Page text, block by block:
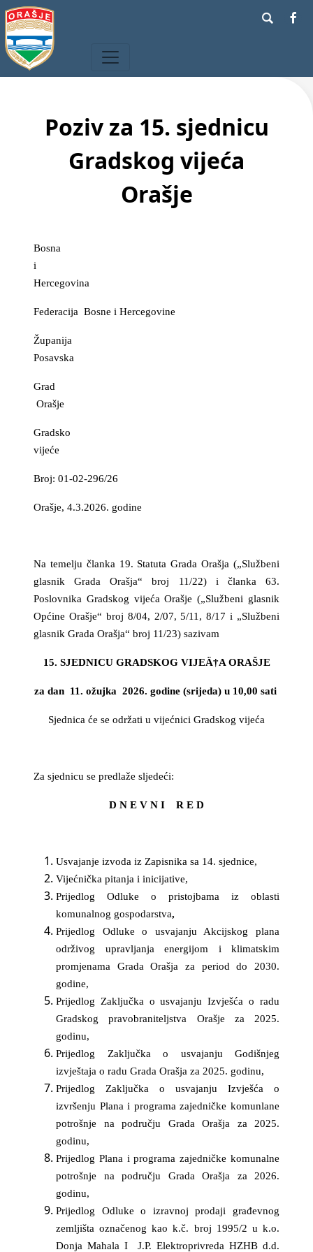
Poziv za 15. sjednicu
Gradskog vijeća
Orašje
Bosna
i
Hercegovina
Federacija Bosne i Hercegovine
Županija
Posavska
Grad
Orašje
Gradsko
vijeće
Broj: 01-02-296/26
Orašje, 4.3.2026. godine
Na temelju članka 19. Statuta Grada Orašja („Službeni
glasnik Grada Orašja“ broj 11/22) i članka 63.
Poslovnika Gradskog vijeća Orašje („Službeni glasnik
Općine Orašje“ broj 8/04, 2/07, 5/11, 8/17 i „Službeni
glasnik Grada Orašja“ broj 11/23) sazivam
15. SJEDNICU GRADSKOG VIJEÄ†A ORAŠJE
za dan 11. ožujka 2026. godine (srijeda) u 10,00 sati
Sjednica će se održati u vijećnici Gradskog vijeća
Za sjednicu se predlaže sljedeći:
D N E V N I R E D
Usvajanje izvoda iz Zapisnika sa 14. sjednice,
Vijećnička pitanja i inicijative,
Prijedlog Odluke o pristojbama iz oblasti
komunalnog gospodarstva,
Prijedlog Odluke o usvajanju Akcijskog plana
održivog upravljanja energijom i klimatskim
promjenama Grada Orašja za period do 2030.
godine,
Prijedlog Zaključka o usvajanju Izvješća o radu
Gradskog pravobraniteljstva Orašje za 2025.
godinu,
Prijedlog Zaključka o usvajanju Godišnjeg
izvještaja o radu Grada Orašja za 2025. godinu,
Prijedlog Zaključka o usvajanju Izvješća o
izvršenju Plana i programa zajedničke komunlane
potrošnje na području Grada Orašja za 2025.
godinu,
Prijedlog Plana i programa zajedničke komunalne
potrošnje na području Grada Orašja za 2026.
godinu,
Prijedlog Odluke o izravnoj prodaji građevnog
zemljišta označenog kao k.č. broj 1995/2 u k.o.
Donja Mahala I J.P. Elektroprivreda HZHB d.d.